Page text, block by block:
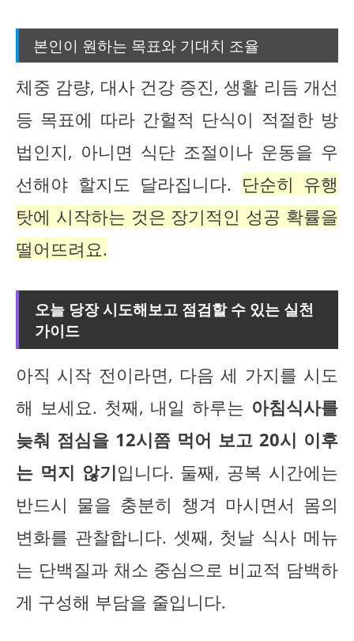
본인이 원하는 목표와 기대치 조율
체중 감량, 대사 건강 증진, 생활 리듬 개선
등 목표에 따라 간헐적 단식이 적절한 방
법인지, 아니면 식단 조절이나 운동을 우
선해야 할지도 달라집니다. 단순히 유행
탓에 시작하는 것은 장기적인 성공 확률을
떨어뜨려요.
오늘 당장 시도해보고 점검할 수 있는 실천
가이드
아직 시작 전이라면, 다음 세 가지를 시도
해 보세요. 첫째, 내일 하루는 아침식사를
늦춰 점심을 12시쯤 먹어 보고 20시 이후
는 먹지 않기입니다. 둘째, 공복 시간에는
반드시 물을 충분히 챙겨 마시면서 몸의
변화를 관찰합니다. 셋째, 첫날 식사 메뉴
는 단백질과 채소 중심으로 비교적 담백하
게 구성해 부담을 줄입니다.